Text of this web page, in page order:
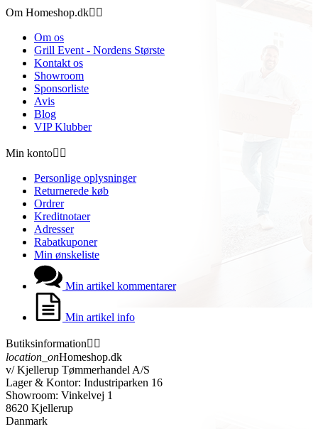
Om Homeshop.dk 
Om os
Grill Event - Nordens Største
Kontakt os
Showroom
Sponsorliste
Avis
Blog
VIP Klubber
Min konto 
Personlige oplysninger
Returnerede køb
Ordrer
Kreditnotaer
Adresser
Rabatkuponer
Min ønskeliste
Min artikel kommentarer
Min artikel info
Butiksinformation 
location_onHomeshop.dk
v/ Kjellerup Tømmerhandel A/S
Lager & Kontor: Industriparken 16
Showroom: Vinkelvej 1
8620 Kjellerup
Danmark